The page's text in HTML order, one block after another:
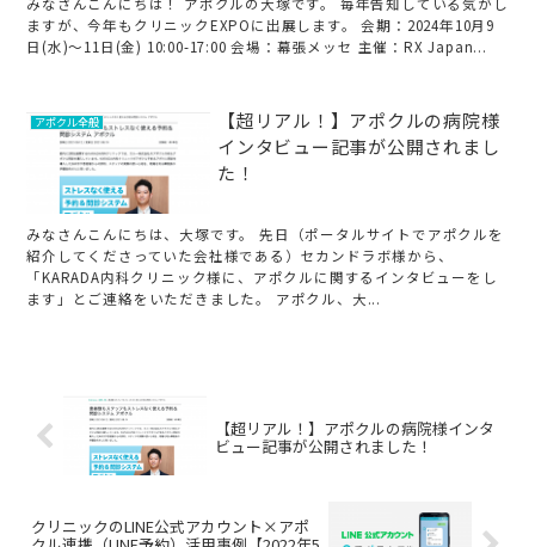
ますが、今年もクリニックEXPOに出展します。 会期：2024年10月9
日(水)～11日(金) 10:00-17:00 会場：幕張メッセ 主催：RX Japan...
アポクル全般
【超リアル！】アポクルの病院様
インタビュー記事が公開されまし
た！
みなさんこんにちは、大塚です。 先日（ポータルサイトでアポクルを
紹介してくださっていた会社様である）セカンドラボ様から、
「KARADA内科クリニック様に、アポクルに関するインタビューをし
ます」とご連絡をいただきました。 アポクル、大...
【超リアル！】アポクルの病院様インタ
ビュー記事が公開されました！
クリニックのLINE公式アカウント×アポ